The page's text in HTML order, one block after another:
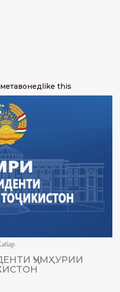
like this
ҶУМҲУРИИ